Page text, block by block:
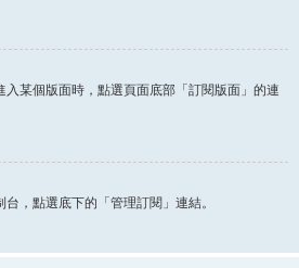
某個版面時，點選頁面底部「訂閱版面」的連
，點選底下的「管理訂閱」連結。